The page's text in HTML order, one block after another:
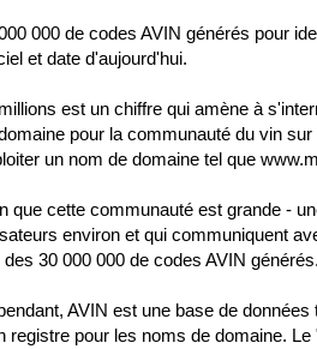
000 de codes AVIN générés pour
et date d'aujourd'hui.
est un chiffre qui amène à
pour la communauté du vin
un nom de domaine tel que
que cette communauté est grande -
environ et qui communiquent
des 30 000 000 de codes AVIN générés.
AVIN est une base de
registre pour les noms de domaine.